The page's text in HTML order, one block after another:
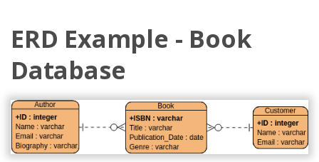
ERD Example - Book
Database